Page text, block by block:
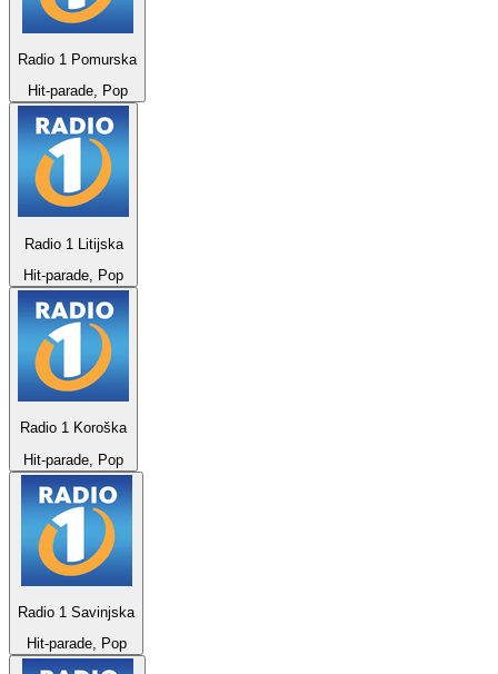
Radio 1 Pomurska
Hit-parade, Pop
Radio 1 Litijska
Hit-parade, Pop
Radio 1 Koroška
Hit-parade, Pop
Radio 1 Savinjska
Hit-parade, Pop